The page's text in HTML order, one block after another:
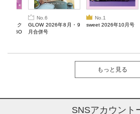
るスク
ぷにBO
No.6
GLOW 2026年8月・9
月合併号
No.1
sweet 2026年10月号
もっと見る
SNSアカウント